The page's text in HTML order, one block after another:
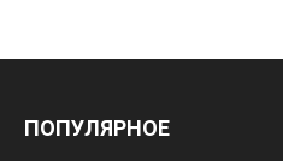
ПОПУЛЯРНОЕ